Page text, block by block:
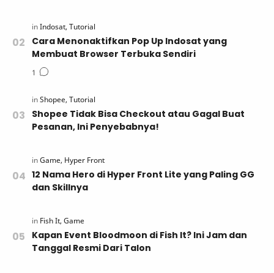
Cara Menonaktifkan Pop Up Indosat yang
Membuat Browser Terbuka Sendiri
Shopee Tidak Bisa Checkout atau Gagal Buat
Pesanan, Ini Penyebabnya!
12 Nama Hero di Hyper Front Lite yang Paling GG
dan Skillnya
Kapan Event Bloodmoon di Fish It? Ini Jam dan
Tanggal Resmi Dari Talon